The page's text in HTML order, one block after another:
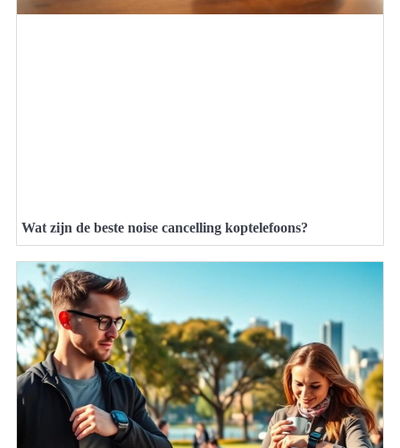
Wat zijn de beste noise cancelling koptelefoons?